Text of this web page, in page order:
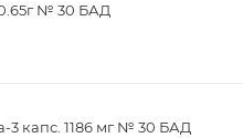
№ 30 БАД
3 капс. 1186 мг № 30 БАД